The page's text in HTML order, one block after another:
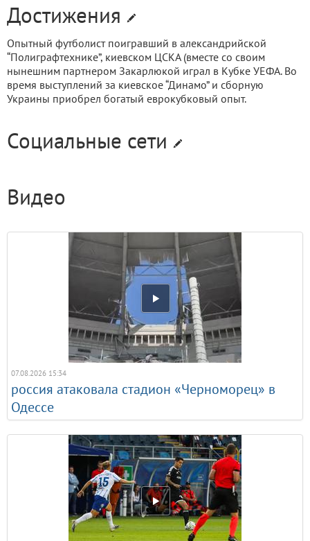
Достижения
Опытный футболист поигравший в александрийской
“Полиграфтехнике”, киевском ЦСКА (вместе со своим
нынешним партнером Закарлюкой играл в Кубке УЕФА. Во
время выступлений за киевское “Динамо” и сборную
Украины приобрел богатый еврокубковый опыт.
Социальные сети
Видео
07.08.2026 15:34
россия атаковала стадион «Черноморец» в
Одессе